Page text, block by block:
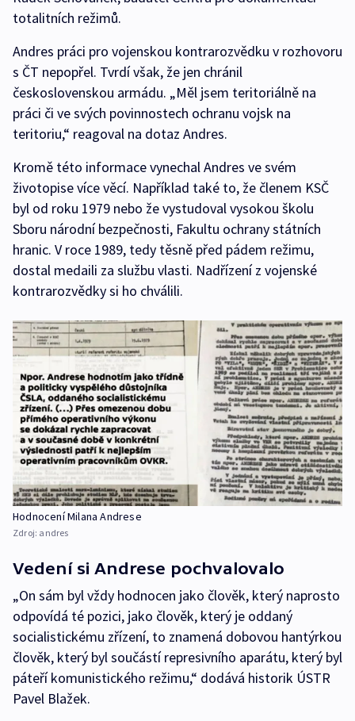
totalitních režimů.
Andres práci pro vojenskou kontrarozvědku v rozhovoru
s ČT nepopřel. Tvrdí však, že jen chránil
československou armádu. „Měl jsem teritoriálně na
práci či ve svých povinnostech ochranu vojsk na
teritoriu,“ reagoval na dotaz Andres.
Kromě této informace vynechal Andres ve svém
životopise více věcí. Například také to, že členem KSČ
byl od roku 1979 nebo že vystudoval vysokou školu
Sboru národní bezpečnosti, Fakultu ochrany státních
hranic. V roce 1989, tedy těsně před pádem režimu,
dostal medaili za službu vlasti. Nadřízení z vojenské
kontrarozvědky si ho chválili.
Hodnocení Milana Andrese
Zdroj: andres
Vedení si Andrese pochvalovalo
„On sám byl vždy hodnocen jako člověk, který naprosto
odpovídá té pozici, jako člověk, který je oddaný
socialistickému zřízení, to znamená dobovou hantýrkou
člověk, který byl součástí represivního aparátu, který byl
páteří komunistického režimu,“ dodává historik ÚSTR
Pavel Blažek.